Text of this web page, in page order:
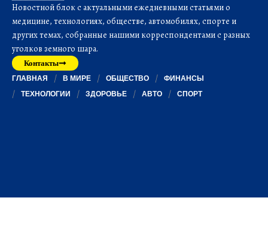
Новостной блок с актуальными ежедневными статьями о
медицине, технологиях, обществе, автомобилях, спорте и
других темах, собранные нашими корреспондентами с разных
уголков земного шара.
Контакты
ГЛАВНАЯ В МИРЕ ОБЩЕСТВО
ФИНАНСЫ
ТЕХНОЛОГИИ
ЗДОРОВЬЕ АВТО СПОРТ